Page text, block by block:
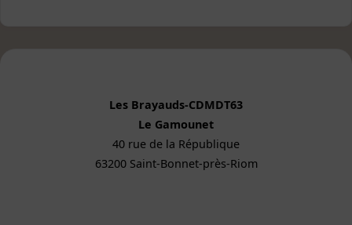
Les Brayauds-CDMDT63
Le Gamounet
40 rue de la République
63200 Saint-Bonnet-près-Riom